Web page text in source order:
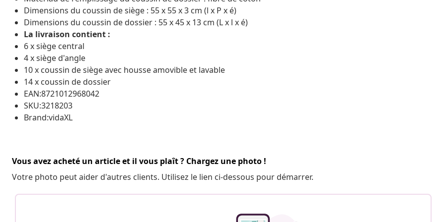
Dimensions du coussin de siège : 55 x 55 x 3 cm (l x P x é)
Dimensions du coussin de dossier : 55 x 45 x 13 cm (L x l x é)
La livraison contient :
6 x siège central
4 x siège d'angle
10 x coussin de siège avec housse amovible et lavable
14 x coussin de dossier
EAN:8721012968042
SKU:3218203
Brand:vidaXL
Vous avez acheté un article et il vous plaît ? Chargez une photo !
Votre photo peut aider d'autres clients. Utilisez le lien ci-dessous pour démarrer.